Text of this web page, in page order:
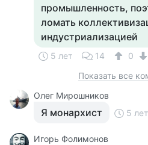
промышленность,
ломать
индустриализацией
5 лет 14
0
Показать все
Олег Мирошников
Я монархист 5 лет
Игорь Фолимонов